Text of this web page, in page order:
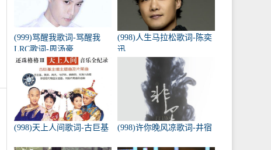
(999)骂醒我歌词-骂醒我
LRC歌词-周汤豪
(998)人生马拉松歌词-陈奕
迅
(998)天上人间歌词-古巨基 (998)许你晚风凉歌词-井宿